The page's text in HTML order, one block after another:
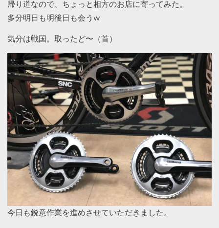
帰り道なので、ちょっと相方のお店に寄ってみた。
多分明日も明後日も会うw
気分は戦国。取ったど〜（首）
今日も鋭意作業を進めさせていただきました。